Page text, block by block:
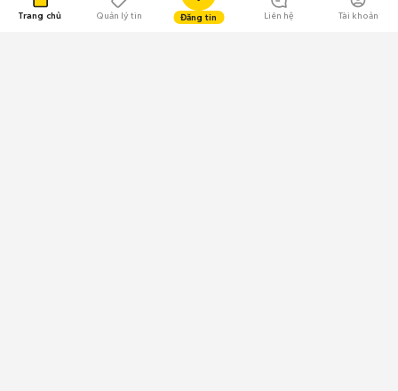
Trang chủ Quản lý tin Đăng tin Liên hệ Tài khoản